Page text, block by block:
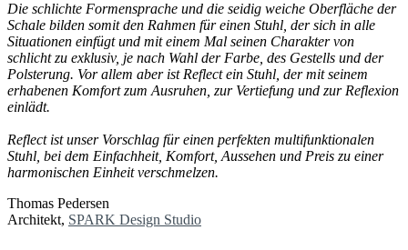
Die schlichte Formensprache und die seidig weiche Oberfläche der
Schale bilden somit den Rahmen für einen Stuhl, der sich in alle
Situationen einfügt und mit einem Mal seinen Charakter von
schlicht zu exklusiv, je nach Wahl der Farbe, des Gestells und der
Polsterung. Vor allem aber ist Reflect ein Stuhl, der mit seinem
erhabenen Komfort zum Ausruhen, zur Vertiefung und zur Reflexion
einlädt.
Reflect ist unser Vorschlag für einen perfekten multifunktionalen
Stuhl, bei dem Einfachheit, Komfort, Aussehen und Preis zu einer
harmonischen Einheit verschmelzen.
Thomas Pedersen
Architekt, SPARK Design Studio